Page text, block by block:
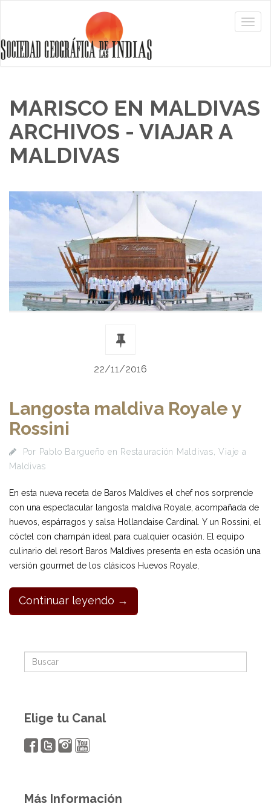
MARISCO EN MALDIVAS
ARCHIVOS - VIAJAR A
MALDIVAS
22/11/2016
Langosta maldiva Royale y
Rossini
Por Pablo Bargueño en Restauración Maldivas,Viaje a
Maldivas
En esta nueva receta de Baros Maldives el chef nos sorprende
con una espectacular langosta maldiva Royale, acompañada de
huevos, espárragos y salsa Hollandaise Cardinal. Y un Rossini, el
cóctel con champán ideal para cualquier ocasión. El equipo
culinario del resort Baros Maldives presenta en esta ocasión una
versión gourmet de los clásicos Huevos Royale,
Continuar leyendo →
Elige tu Canal
Más Información